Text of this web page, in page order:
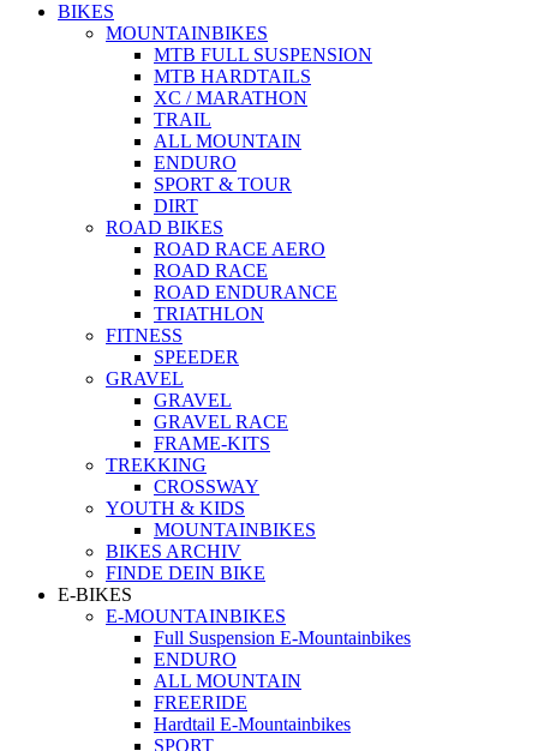
BIKES
MOUNTAINBIKES
MTB FULL SUSPENSION
MTB HARDTAILS
XC / MARATHON
TRAIL
ALL MOUNTAIN
ENDURO
SPORT & TOUR
DIRT
ROAD BIKES
ROAD RACE AERO
ROAD RACE
ROAD ENDURANCE
TRIATHLON
FITNESS
SPEEDER
GRAVEL
GRAVEL
GRAVEL RACE
FRAME-KITS
TREKKING
CROSSWAY
YOUTH & KIDS
MOUNTAINBIKES
BIKES ARCHIV
FINDE DEIN BIKE
E-BIKES
E-MOUNTAINBIKES
Full Suspension E-Mountainbikes
ENDURO
ALL MOUNTAIN
FREERIDE
Hardtail E-Mountainbikes
SPORT